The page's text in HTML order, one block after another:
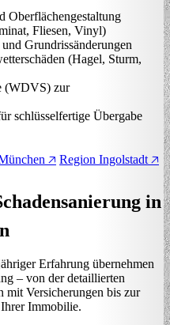
Oberflächengestaltung
Fliesen, Vinyl)
Grundrissänderungen
(Hagel, Sturm,
(WDVS) zur
schlüsselfertige Übergabe
🡥 Region Ingolstadt 🡥
in
Erfahrung übernehmen
– von der detaillierten
mit Versicherungen bis zur
Immobilie.